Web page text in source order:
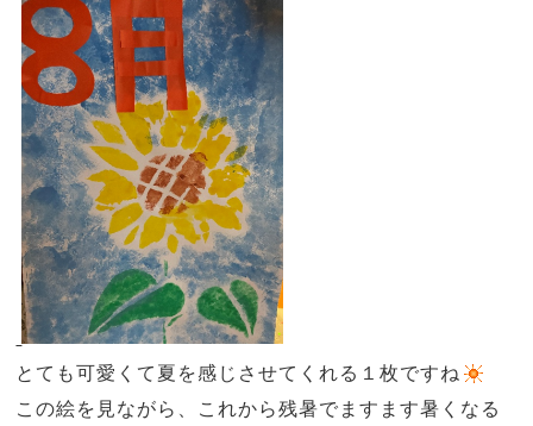
とても可愛くて夏を感じさせてくれる１枚ですね
この絵を見ながら、これから残暑でますます暑くなる